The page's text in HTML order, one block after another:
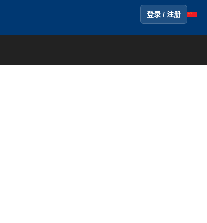
登录 / 注册